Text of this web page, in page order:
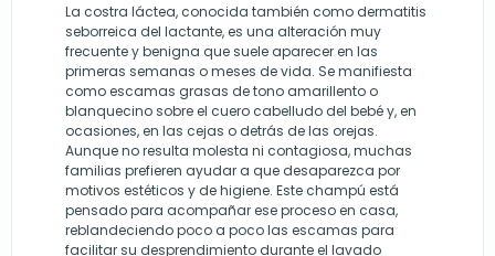
La costra láctea, conocida también como dermatitis
seborreica del lactante, es una alteración muy
frecuente y benigna que suele aparecer en las
primeras semanas o meses de vida. Se manifiesta
como escamas grasas de tono amarillento o
blanquecino sobre el cuero cabelludo del bebé y, en
ocasiones, en las cejas o detrás de las orejas.
Aunque no resulta molesta ni contagiosa, muchas
familias prefieren ayudar a que desaparezca por
motivos estéticos y de higiene. Este champú está
pensado para acompañar ese proceso en casa,
reblandeciendo poco a poco las escamas para
facilitar su desprendimiento durante el lavado